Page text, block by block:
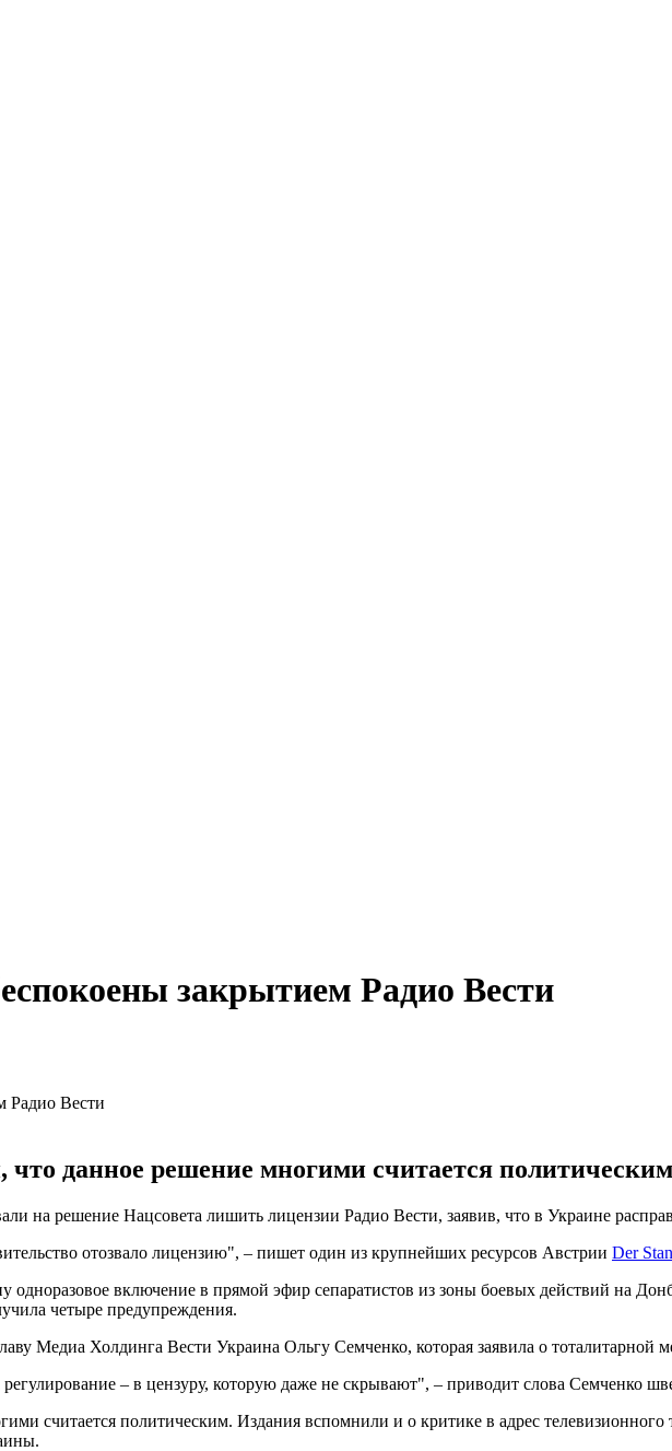
закрытием Радио Вести
что данное решение многими считается
на решение Нацсовета лишить лицензии Радио Вести, заявив, что в Украине
отозвало лицензию", – пишет один из крупнейших ресурсов Австрии Der
одноразовое включение в прямой эфир сепаратистов из зоны боевых действий на
четыре предупреждения.
Медиа Холдинга Вести Украина Ольгу Семченко, которая заявила о тоталитарной
– в цензуру, которую даже не скрывают", – приводит слова Семченко
считается политическим. Издания вспомнили и о критике в адрес